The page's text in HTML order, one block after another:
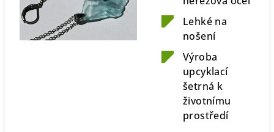
Lehké na
nošení
Výroba
upcyklací
šetrná k
životnímu
prostředí